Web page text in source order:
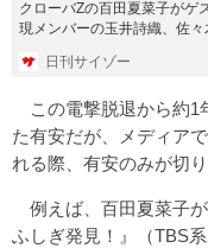
クローバZの百田夏菜子がゲ
現メンバーの玉井詩織、佐
日刊サイゾー
この電撃脱退から約1
た有安だが、メディア
れる際、有安のみが切
例えば、百田夏菜子が
ふしぎ発見！』（TBS